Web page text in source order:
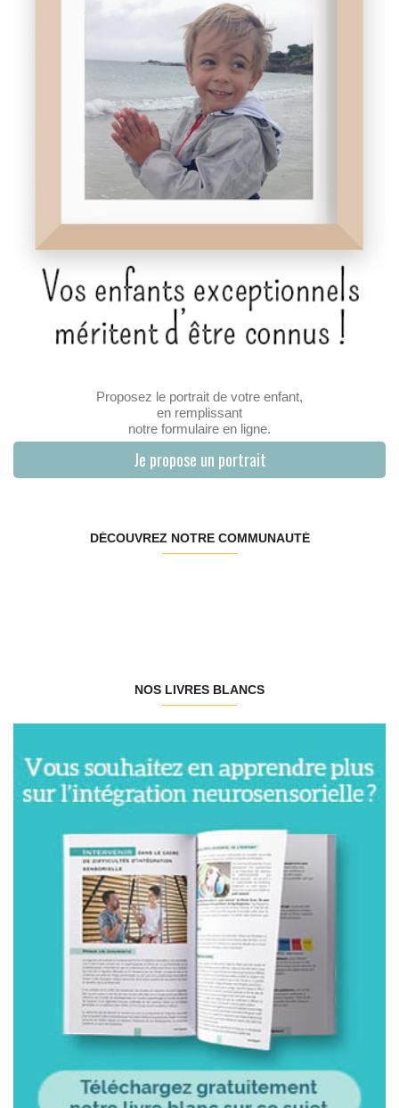
Proposez le portrait de votre enfant,
en remplissant
notre formulaire en ligne.
Je propose un portrait
DÉCOUVREZ NOTRE COMMUNAUTÉ
NOS LIVRES BLANCS